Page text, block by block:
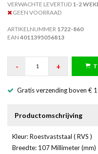
VERWACHTE LEVERTIJD 1-2
GEEN VOORRAAD
ARTIKELNUMMER 1722-860
EAN 4011395056813
- +
Gratis verzending boven €
Productomschrijving
Kleur: Roestvaststaal ( RVS )
Breedte: 107 Millimeter (mm)